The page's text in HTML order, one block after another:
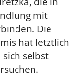
mit
Die
hat letztlich
selbst